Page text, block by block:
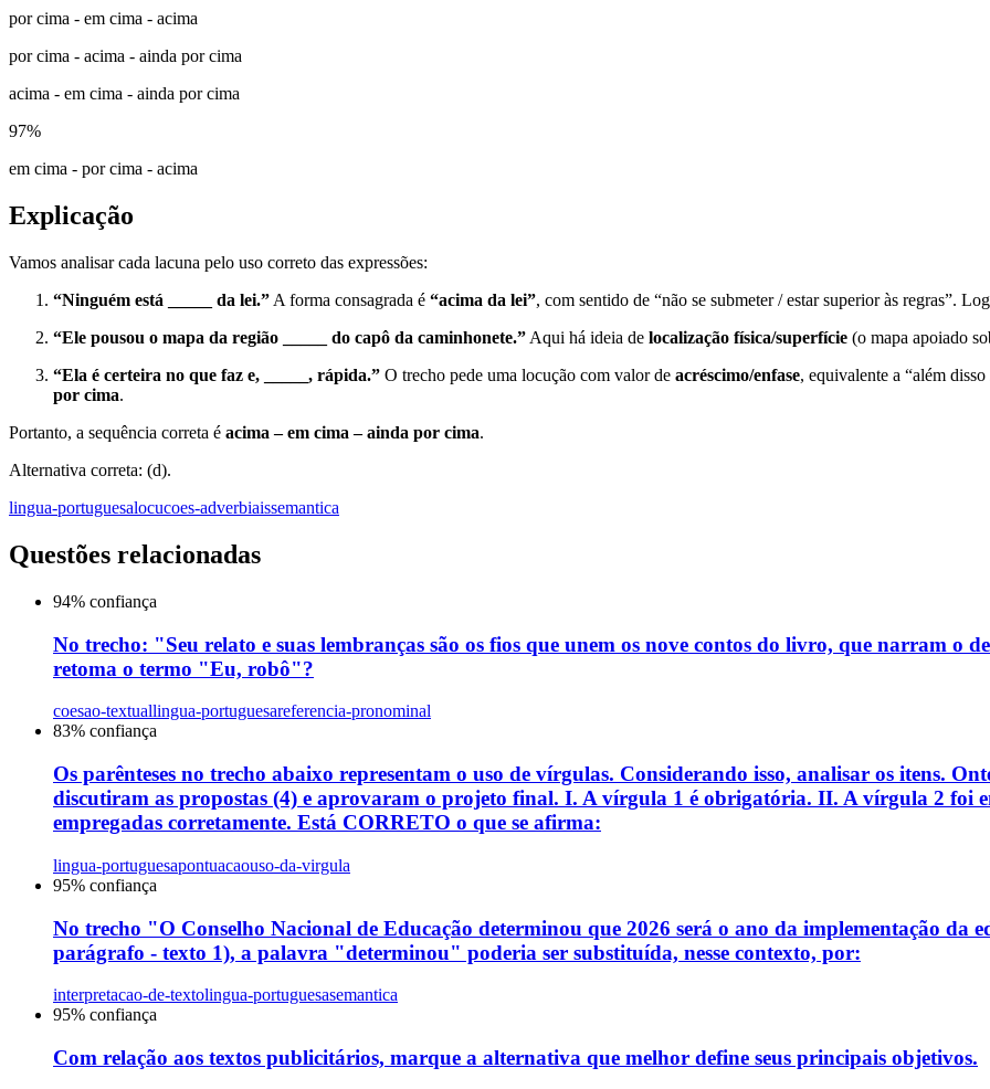
por cima - em cima - acima
por cima - acima - ainda por cima
acima - em cima - ainda por cima
97%
em cima - por cima - acima
Explicação
Vamos analisar cada lacuna pelo uso correto das expressões:
“Ninguém está _____ da lei.” A forma consagrada é “acima da lei”, com sentido de “não se submeter / estar superior às regras”.
“Ele pousou o mapa da região _____ do capô da caminhonete.” Aqui há ideia de localização física/superfície (o mapa apoiado
“Ela é certeira no que faz e, _____, rápida.” O trecho pede uma locução com valor de acréscimo/enfase, equivalente a “além
por cima.
Portanto, a sequência correta é acima – em cima – ainda por cima.
Alternativa correta: (d).
lingua-portuguesalocucoes-adverbiaissemantica
Questões relacionadas
94% confiança
No trecho: "Seu relato e suas lembranças são os fios que unem os nove contos do livro, que narram o
retoma o termo "Eu, robô"?
coesao-textuallingua-portuguesareferencia-pronominal
83% confiança
Os parênteses no trecho abaixo representam o uso de vírgulas. Considerando isso, analisar os itens.
discutiram as propostas (4) e aprovaram o projeto final. I. A vírgula 1 é obrigatória. II. A vírgula 2 foi
empregadas corretamente. Está CORRETO o que se afirma:
lingua-portuguesapontuacaouso-da-virgula
95% confiança
No trecho "O Conselho Nacional de Educação determinou que 2026 será o ano da implementação da
parágrafo - texto 1), a palavra "determinou" poderia ser substituída, nesse contexto, por:
interpretacao-de-textolingua-portuguesasemantica
95% confiança
Com relação aos textos publicitários, marque a alternativa que melhor define seus principais objetivos.